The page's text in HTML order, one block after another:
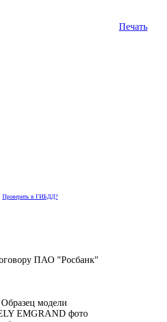
Печать
Проверить в ГИБДД?
ПАО "Росбанк"
Образец модели